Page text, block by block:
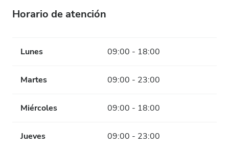
Horario de atención
Lunes 09:00 - 18:00
Martes 09:00 - 23:00
Miércoles 09:00 - 18:00
Jueves 09:00 - 23:00